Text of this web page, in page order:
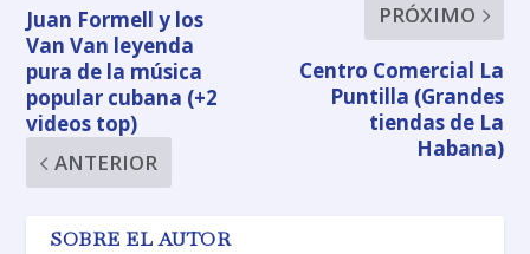
Juan Formell y los
Van Van leyenda
pura de la música
popular cubana (+2
videos top)
ANTERIOR
PRÓXIMO
Centro Comercial La
Puntilla (Grandes
tiendas de La
Habana)
SOBRE EL AUTOR